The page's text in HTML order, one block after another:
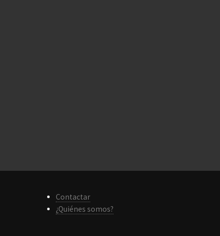
Contactar
¿Quiénes somos?